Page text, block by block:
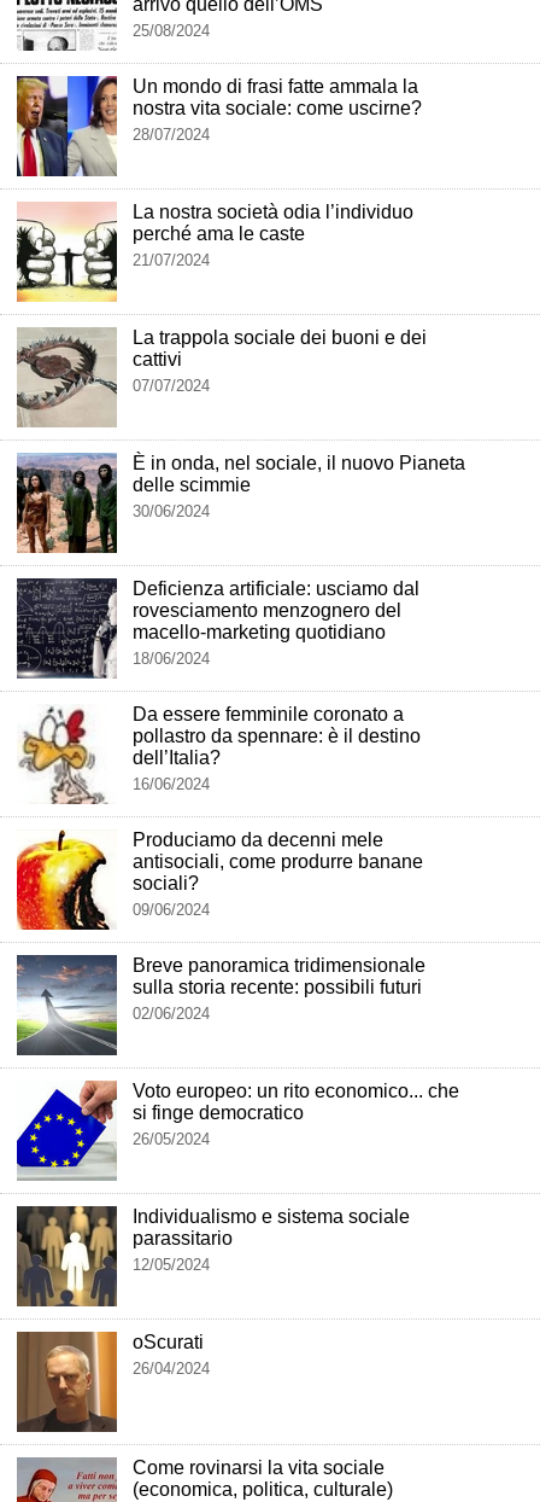
arrivo quello dell’OMS
25/08/2024
Un mondo di frasi fatte ammala la
nostra vita sociale: come uscirne?
28/07/2024
La nostra società odia l’individuo
perché ama le caste
21/07/2024
La trappola sociale dei buoni e dei
cattivi
07/07/2024
È in onda, nel sociale, il nuovo Pianeta
delle scimmie
30/06/2024
Deficienza artificiale: usciamo dal
rovesciamento menzognero del
macello-marketing quotidiano
18/06/2024
Da essere femminile coronato a
pollastro da spennare: è il destino
dell’Italia?
16/06/2024
Produciamo da decenni mele
antisociali, come produrre banane
sociali?
09/06/2024
Breve panoramica tridimensionale
sulla storia recente: possibili futuri
02/06/2024
Voto europeo: un rito economico... che
si finge democratico
26/05/2024
Individualismo e sistema sociale
parassitario
12/05/2024
oScurati
26/04/2024
Come rovinarsi la vita sociale
(economica, politica, culturale)